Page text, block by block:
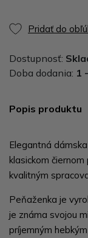
Pridať do
Dostupnosť:
Doba dodania: 1
Popis produktu
Elegantná
klasickom
kvalitným
Peňaženka je
je známa svojou
príjemným